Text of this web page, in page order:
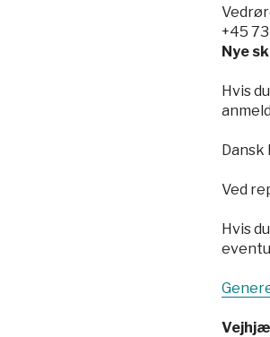
+45
Nye
Hvis
Dansk
Ved
Hvis